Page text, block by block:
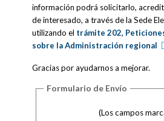
información podrá solicitarlo,
de interesado, a través de la Sede
utilizando el trámite 202,
sobre la Administración regional
Gracias por ayudarnos a mejorar.
Formulario de Envío
(Los campos